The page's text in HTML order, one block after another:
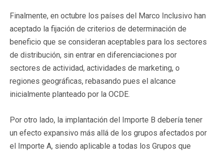
Finalmente, en octubre los países del Marco Inclusivo han
aceptado la fijación de criterios de determinación de
beneficio que se consideran aceptables para los sectores
de distribución, sin entrar en diferenciaciones por
sectores de actividad, actividades de marketing, o
regiones geográficas, rebasando pues el alcance
inicialmente planteado por la OCDE.
Por otro lado, la implantación del Importe B debería tener
un efecto expansivo más allá de los grupos afectados por
el Importe A, siendo aplicable a todas los Grupos que